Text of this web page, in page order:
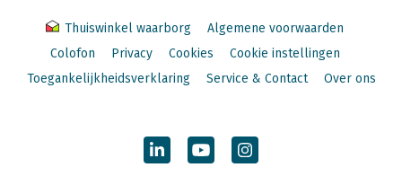
Thuiswinkel waarborg
Algemene voorwaarden
Colofon
Privacy Cookies
Cookie instellingen
Toegankelijkheidsverklaring
Service & Contact Over ons